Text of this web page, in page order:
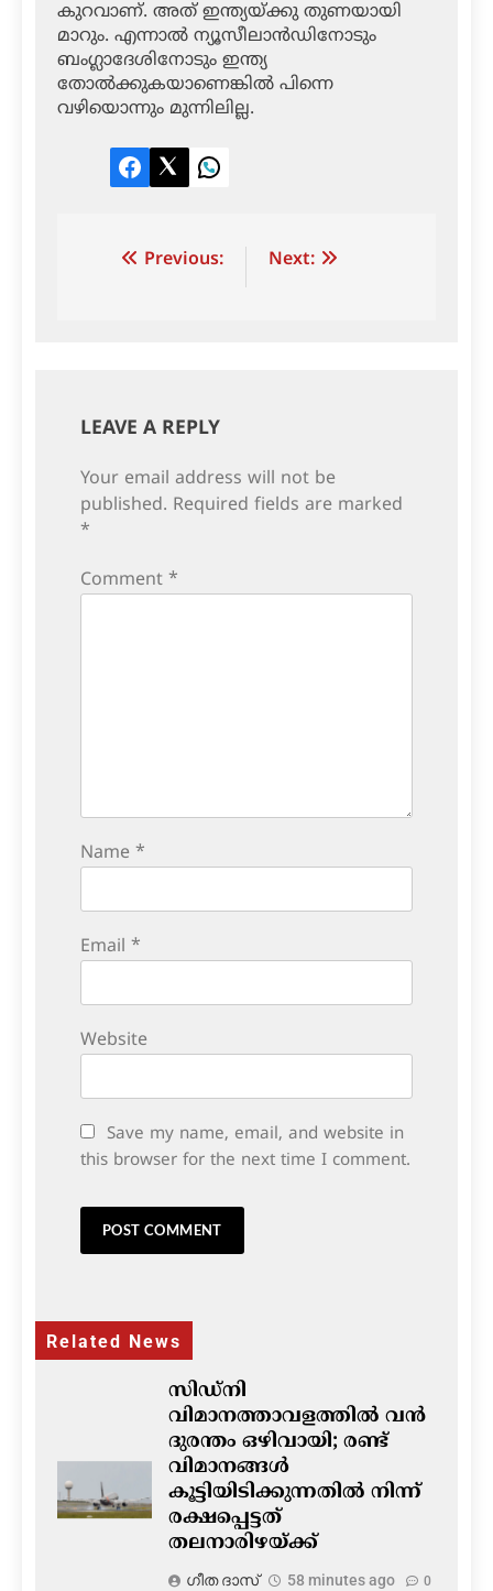
കുറവാണ്. അത് ഇന്ത്യയ്ക്കു തുണയായി
മാറും. എന്നാല്‍ ന്യൂസീലാന്‍ഡിനോടും
ബംഗ്ലാദേശിനോടും ഇന്ത്യ
തോല്‍ക്കുകയാണെങ്കില്‍ പിന്നെ
വഴിയൊന്നും മുന്നിലില്ല.
Facebook
TwitterLinkedIn
Post Previous: Next:
LEAVE A REPLY
Your email address will not be
published. Required fields are marked
*
Comment *
Name *
Email *
Website
Save my name, email, and website in
this browser for the next time I comment.
Related News
സിഡ്നി
വിമാനത്താവളത്തിൽ വൻ
ദുരന്തം ഒഴിവായി; രണ്ട്
വിമാനങ്ങൾ
കൂട്ടിയിടിക്കുന്നതിൽ നിന്ന്
രക്ഷപ്പെട്ടത്
തലനാരിഴയ്ക്ക്
ഗീത ദാസ്‌ 58 minutes ago 0